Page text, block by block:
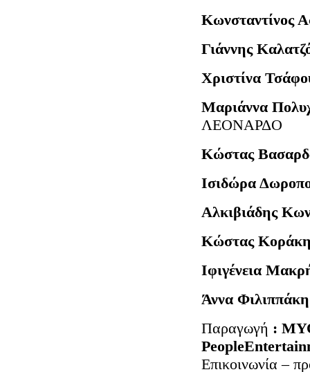
Κωνσταντίνος
Γιάννης
Χριστίνα
Μαριάννα
ΛΕΟΝΑΡΔΟ
Κώστας
Ισιδώρα
Αλκιβιάδης
Κώστας
Ιφιγένεια
Άννα
Παραγωγή :
Επικοινωνία –